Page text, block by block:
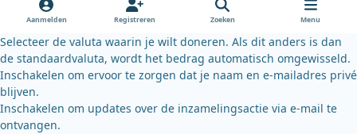
k
y
Aanmelden Registreren Zoeken Menu
Selecteer de valuta waarin je wilt doneren. Als dit anders is dan
de standaardvaluta, wordt het bedrag automatisch omgewisseld.
Inschakelen om ervoor te zorgen dat je naam en e-mailadres privé
blijven.
Inschakelen om updates over de inzamelingsactie via e-mail te
ontvangen.